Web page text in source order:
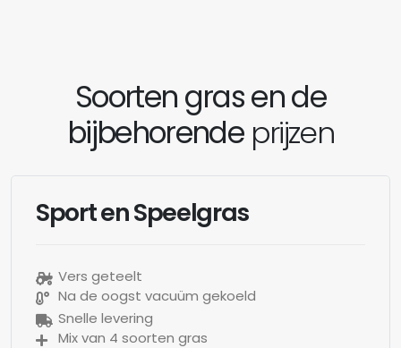
Soorten gras en de
bijbehorendeprijzen
Sport en Speelgras
Vers geteelt
Na de oogst vacuüm gekoeld
Snelle levering
Mix van 4 soorten gras